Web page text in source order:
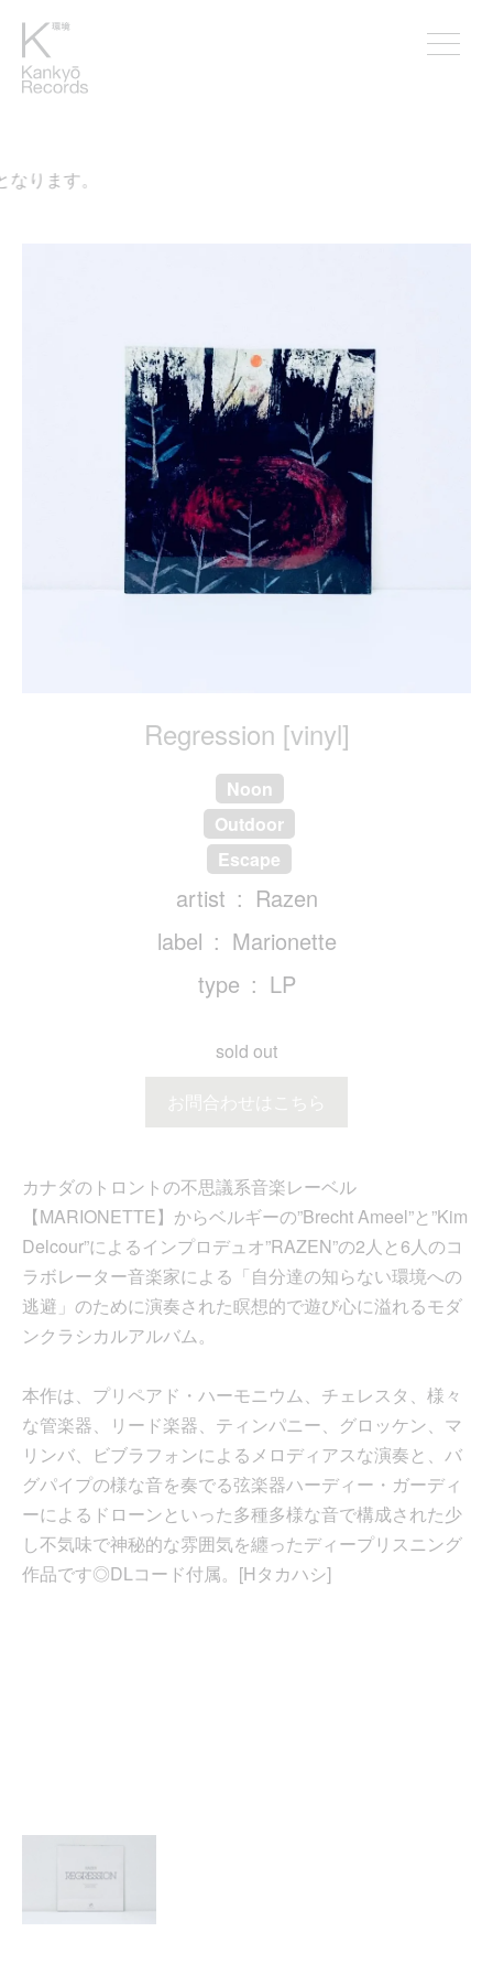
ります。
Regression [vinyl]
Noon
Outdoor
Escape
artist
Razen
label
Marionette
type
LP
sold out
お問合わせはこちら
カナダのトロントの不思議系音楽レーベル
【MARIONETTE】からベルギーの”Brecht Ameel”と”Kim
Delcour”によるインプロデュオ”RAZEN”の2人と6人のコ
ラボレーター音楽家による「自分達の知らない環境への
逃避」のために演奏された瞑想的で遊び心に溢れるモダ
ンクラシカルアルバム。
本作は、プリペアド・ハーモニウム、チェレスタ、様々
な管楽器、リード楽器、ティンパニー、グロッケン、マ
リンバ、ビブラフォンによるメロディアスな演奏と、バ
グパイプの様な音を奏でる弦楽器ハーディー・ガーディ
ーによるドローンといった多種多様な音で構成された少
し不気味で神秘的な雰囲気を纏ったディープリスニング
作品です◎DLコード付属。[Hタカハシ]